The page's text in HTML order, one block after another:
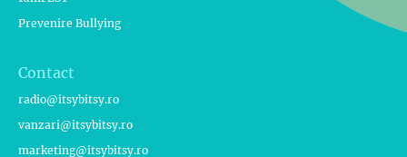
Prevenire Bullying
Contact
radio@itsybitsy.ro
vanzari@itsybitsy.ro
marketing@itsybitsy.ro